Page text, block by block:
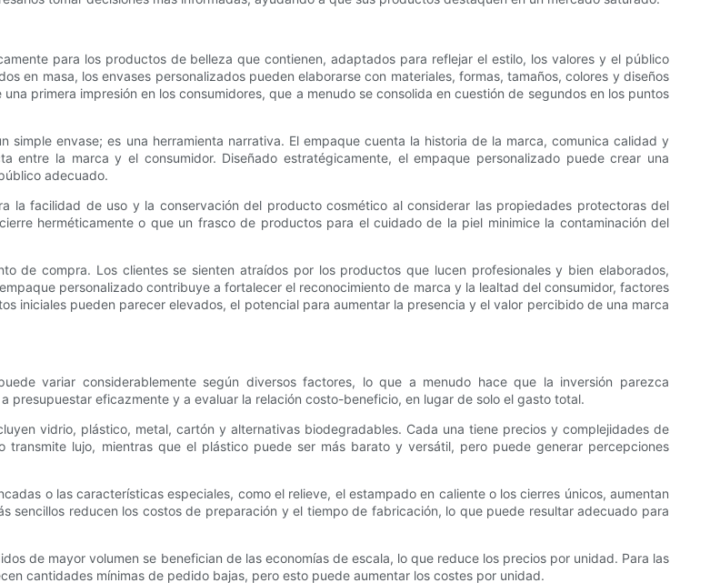
para los productos de belleza que contienen, adaptados para reflejar el estilo, los valores y el público
en masa, los envases personalizados pueden elaborarse con materiales, formas, tamaños, colores y diseños
primera impresión en los consumidores, que a menudo se consolida en cuestión de segundos en los puntos
simple envase; es una herramienta narrativa. El empaque cuenta la historia de la marca, comunica calidad y
entre la marca y el consumidor. Diseñado estratégicamente, el empaque personalizado puede crear una
adecuado.
la facilidad de uso y la conservación del producto cosmético al considerar las propiedades protectoras del
herméticamente o que un frasco de productos para el cuidado de la piel minimice la contaminación del
de compra. Los clientes se sienten atraídos por los productos que lucen profesionales y bien elaborados,
personalizado contribuye a fortalecer el reconocimiento de marca y la lealtad del consumidor, factores
iniciales pueden parecer elevados, el potencial para aumentar la presencia y el valor percibido de una marca
variar considerablemente según diversos factores, lo que a menudo hace que la inversión parezca
eficazmente y a evaluar la relación costo-beneficio, en lugar de solo el gasto total.
vidrio, plástico, metal, cartón y alternativas biodegradables. Cada una tiene precios y complejidades de
lujo, mientras que el plástico puede ser más barato y versátil, pero puede generar percepciones
o las características especiales, como el relieve, el estampado en caliente o los cierres únicos, aumentan
sencillos reducen los costos de preparación y el tiempo de fabricación, lo que puede resultar adecuado para
de mayor volumen se benefician de las economías de escala, lo que reduce los precios por unidad. Para las
cantidades mínimas de pedido bajas, pero esto puede aumentar los costes por unidad.